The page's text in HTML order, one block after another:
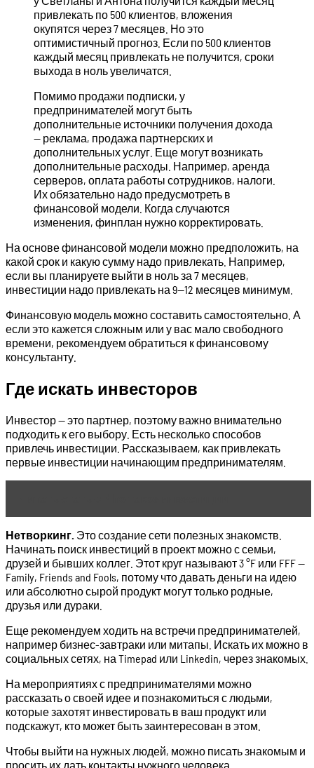
привлекать по 500 клиентов, вложения
окупятся через 7 месяцев. Но это
оптимистичный прогноз. Если по 500 клиентов
каждый месяц привлекать не получится, сроки
выхода в ноль увеличатся.
Помимо продажи подписки, у
предпринимателей могут быть
дополнительные источники получения дохода
— реклама, продажа партнерских и
дополнительных услуг. Еще могут возникать
дополнительные расходы. Например, аренда
серверов, оплата работы сотрудников, налоги.
Их обязательно надо предусмотреть в
финансовой модели. Когда случаются
изменения, финплан нужно корректировать.
На основе финансовой модели можно предположить, на
какой срок и какую сумму надо привлекать. Например,
если вы планируете выйти в ноль за 7 месяцев,
инвестиции надо привлекать на 9—12 месяцев минимум.
Финансовую модель можно составить самостоятельно. А
если это кажется сложным или у вас мало свободного
времени, рекомендуем обратиться к финансовому
консультанту.
Где искать инвесторов
Инвестор — это партнер, поэтому важно внимательно
подходить к его выбору. Есть несколько способов
привлечь инвестиции. Рассказываем, как привлекать
первые инвестиции начинающим предпринимателям.
Нетворкинг. Это создание сети полезных знакомств.
Начинать поиск инвестиций в проект можно с семьи,
друзей и бывших коллег. Этот круг называют 3 °F или FFF —
Family, Friends and Fools, потому что давать деньги на идею
или абсолютно сырой продукт могут только родные,
друзья или дураки.
Еще рекомендуем ходить на встречи предпринимателей,
например бизнес-завтраки или митапы. Искать их можно в
социальных сетях, на Timepad или Linkedin, через знакомых.
На мероприятиях с предпринимателями можно
рассказать о своей идее и познакомиться с людьми,
которые захотят инвестировать в ваш продукт или
подскажут, кто может быть заинтересован в этом.
Чтобы выйти на нужных людей, можно писать знакомым и
просить их дать контакты нужного человека.